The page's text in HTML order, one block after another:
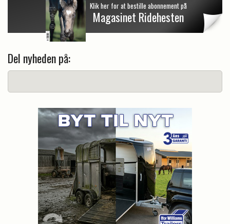
Klik her for at bestille abonnement på
Magasinet Ridehesten
Del nyheden på: